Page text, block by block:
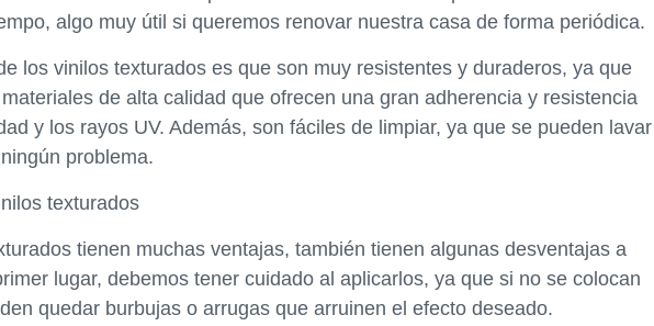
algo muy útil si queremos renovar nuestra casa de forma periódica.
los vinilos texturados es que son muy resistentes y duraderos, ya que
de alta calidad que ofrecen una gran adherencia y resistencia
y los rayos UV. Además, son fáciles de limpiar, ya que se pueden lavar
problema.
texturados
tienen muchas ventajas, también tienen algunas desventajas a
lugar, debemos tener cuidado al aplicarlos, ya que si no se colocan
quedar burbujas o arrugas que arruinen el efecto deseado.